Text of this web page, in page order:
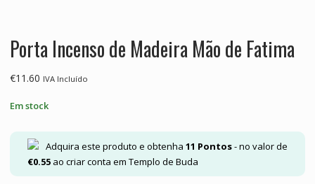
Porta Incenso de Madeira Mão de Fatima
€11.60 IVA Incluído
Em stock
Adquira este produto e obtenha 11 Pontos- no valor de
€0.55 ao criar conta em Templo de Buda